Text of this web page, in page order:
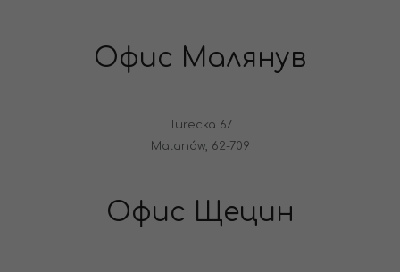
Офис Малянув
Turecka 67
Malanów, 62-709
Офис Щецин